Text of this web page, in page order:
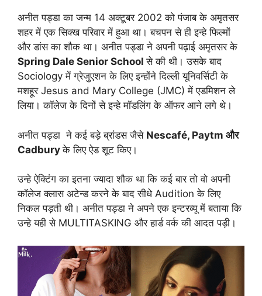
अनीत पड्डा का जन्म 14 अक्टूबर 2002 को पंजाब के अमृतसर
शहर में एक सिक्ख परिवार में हुआ था। बचपन से ही इन्हे फिल्मों
और डांस का शौक था। अनीत पड्डा ने अपनी पढ़ाई अमृतसर के
Spring Dale Senior Schoolसे की थी। उसके बाद
Sociology में ग्रेजुएशन के लिए इन्होंने दिल्ली यूनिवर्सिटी के
मशहूर Jesus and Mary College (JMC) में एडमिशन ले
लिया। कॉलेज के दिनों से इन्हे मॉडलिंग के ऑफर आने लगे थे।
अनीत पड्डा ने कई बड़े ब्रांडस जैसे Nescafé, Paytm और
Cadburyके लिए ऐड शूट किए।
उन्हे ऐक्टिंग का इतना ज्यादा शौक था कि कई बार तो वो अपनी
कॉलेज क्लास अटेन्ड करने के बाद सीधे Audition के लिए
निकल पड़ती थी। अनीत पड्डा ने अपने एक इन्टरव्यू में बताया कि
उन्हे यही से MULTITASKING और हार्ड वर्क की आदत पड़ी।